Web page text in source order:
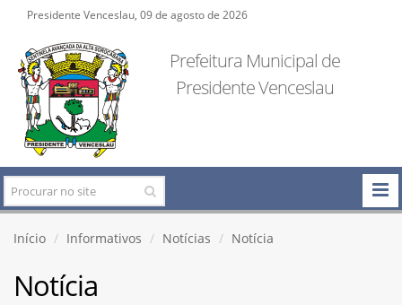
Presidente Venceslau, 09 de agosto de 2026
Prefeitura Municipal de
Presidente Venceslau
Início Informativos Notícias Notícia
Notícia